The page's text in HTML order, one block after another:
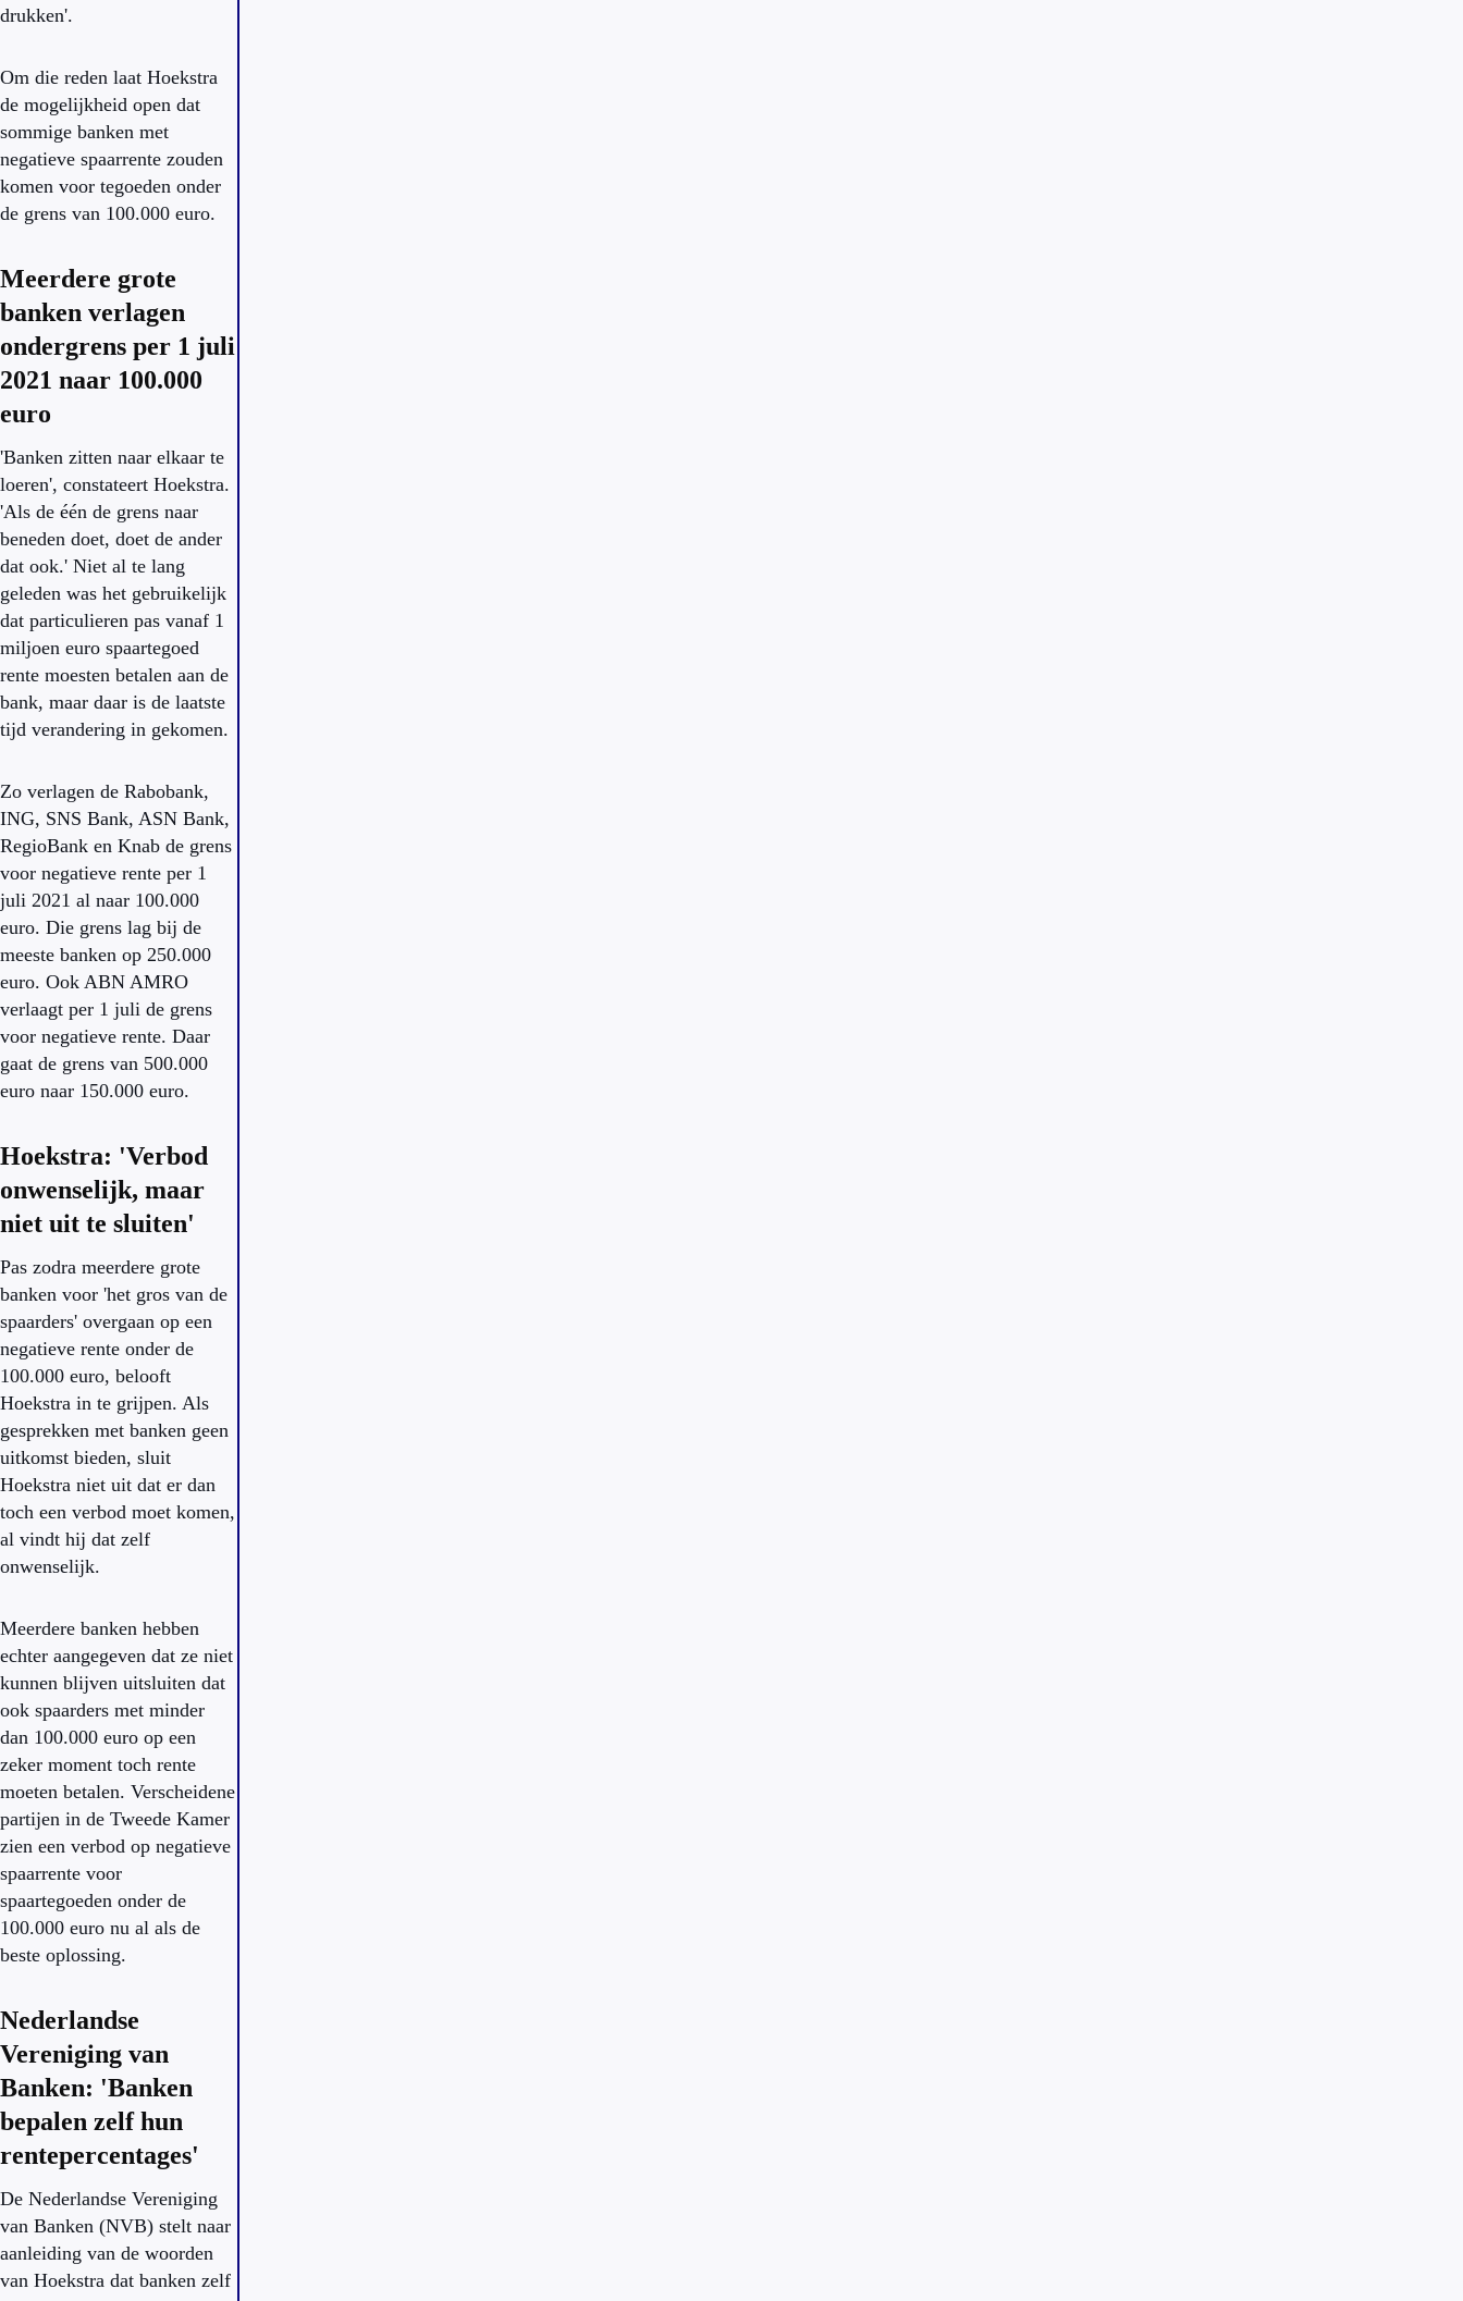
drukken'.
Om die reden laat Hoekstra
de mogelijkheid open dat
sommige banken met
negatieve spaarrente zouden
komen voor tegoeden onder
de grens van 100.000 euro.
Meerdere grote
banken verlagen
ondergrens per 1 juli
2021 naar 100.000
euro
'Banken zitten naar elkaar te
loeren', constateert Hoekstra.
'Als de één de grens naar
beneden doet, doet de ander
dat ook.' Niet al te lang
geleden was het gebruikelijk
dat particulieren pas vanaf 1
miljoen euro spaartegoed
rente moesten betalen aan de
bank, maar daar is de laatste
tijd verandering in gekomen.
Zo verlagen de Rabobank,
ING, SNS Bank, ASN Bank,
RegioBank en Knab de grens
voor negatieve rente per 1
juli 2021 al naar 100.000
euro. Die grens lag bij de
meeste banken op 250.000
euro. Ook ABN AMRO
verlaagt per 1 juli de grens
voor negatieve rente. Daar
gaat de grens van 500.000
euro naar 150.000 euro.
Hoekstra: 'Verbod
onwenselijk, maar
niet uit te sluiten'
Pas zodra meerdere grote
banken voor 'het gros van de
spaarders' overgaan op een
negatieve rente onder de
100.000 euro, belooft
Hoekstra in te grijpen. Als
gesprekken met banken geen
uitkomst bieden, sluit
Hoekstra niet uit dat er dan
toch een verbod moet komen,
al vindt hij dat zelf
onwenselijk.
Meerdere banken hebben
echter aangegeven dat ze niet
kunnen blijven uitsluiten dat
ook spaarders met minder
dan 100.000 euro op een
zeker moment toch rente
moeten betalen. Verscheidene
partijen in de Tweede Kamer
zien een verbod op negatieve
spaarrente voor
spaartegoeden onder de
100.000 euro nu al als de
beste oplossing.
Nederlandse
Vereniging van
Banken: 'Banken
bepalen zelf hun
rentepercentages'
De Nederlandse Vereniging
van Banken (NVB) stelt naar
aanleiding van de woorden
van Hoekstra dat banken zelf